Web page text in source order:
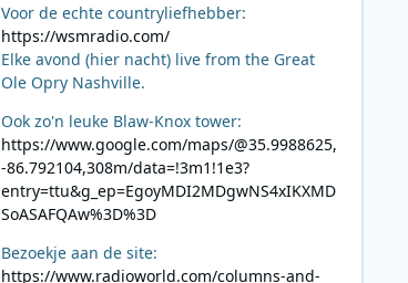
Voor de echte countryliefhebber:
https://wsmradio.com/
Elke avond (hier nacht) live from the Great
Ole Opry Nashville.
Ook zo'n leuke Blaw-Knox tower:
https://www.google.com/maps/@35.9988625,
-86.792104,308m/data=!3m1!1e3?
entry=ttu&g_ep=EgoyMDI2MDgwNS4xIKXMD
SoASAFQAw%3D%3D
Bezoekje aan de site:
https://www.radioworld.com/columns-and-